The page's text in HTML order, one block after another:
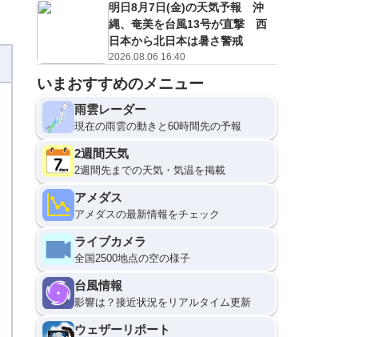
明日8月7日(金)の天気予報 沖
縄、奄美を台風13号が直撃 西
日本から北日本は暑さ警戒
2026.08.06 16:40
いまおすすめのメニュー
雨雲レーダー
現在の雨雲の動きと60時間先の予報
2週間天気
2週間先までの天気・気温を掲載
アメダス
アメダスの最新情報をチェック
ライブカメラ
全国2500地点の空の様子
台風情報
影響は？接近状況をリアルタイム更新
ウェザーリポート